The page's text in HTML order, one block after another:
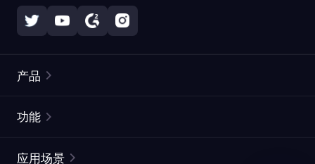
产品
静态住宅代理
功能
应用场景